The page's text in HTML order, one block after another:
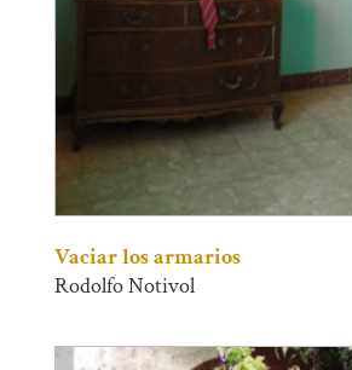
Vaciar los armarios
Rodolfo Notivol